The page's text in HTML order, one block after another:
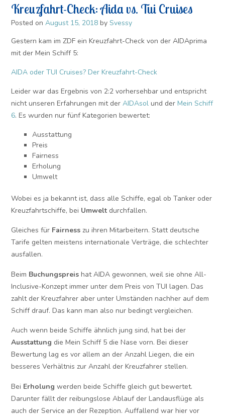
Kreuzfahrt-Check: Aida vs. Tui Cruises
Posted on August 15, 2018 by Svessy
Gestern kam im ZDF ein Kreuzfahrt-Check von der AIDAprima
mit der Mein Schiff 5:
AIDA oder TUI Cruises? Der Kreuzfahrt-Check
Leider war das Ergebnis von 2:2 vorhersehbar und entspricht
nicht unseren Erfahrungen mit der AIDAsol und der Mein Schiff
6. Es wurden nur fünf Kategorien bewertet:
Ausstattung
Preis
Fairness
Erholung
Umwelt
Wobei es ja bekannt ist, dass alle Schiffe, egal ob Tanker oder
Kreuzfahrtschiffe, bei Umwelt durchfallen.
Gleiches für Fairness zu ihren Mitarbeitern. Statt deutsche
Tarife gelten meistens internationale Verträge, die schlechter
ausfallen.
Beim Buchungspreis hat AIDA gewonnen, weil sie ohne All-
Inclusive-Konzept immer unter dem Preis von TUI lagen. Das
zahlt der Kreuzfahrer aber unter Umständen nachher auf dem
Schiff drauf. Das kann man also nur bedingt vergleichen.
Auch wenn beide Schiffe ähnlich jung sind, hat bei der
Ausstattung die Mein Schiff 5 die Nase vorn. Bei dieser
Bewertung lag es vor allem an der Anzahl Liegen, die ein
besseres Verhältnis zur Anzahl der Kreuzfahrer stellen.
Bei Erholung werden beide Schiffe gleich gut bewertet.
Darunter fällt der reibungslose Ablauf der Landausflüge als
auch der Service an der Rezeption. Auffallend war hier vor